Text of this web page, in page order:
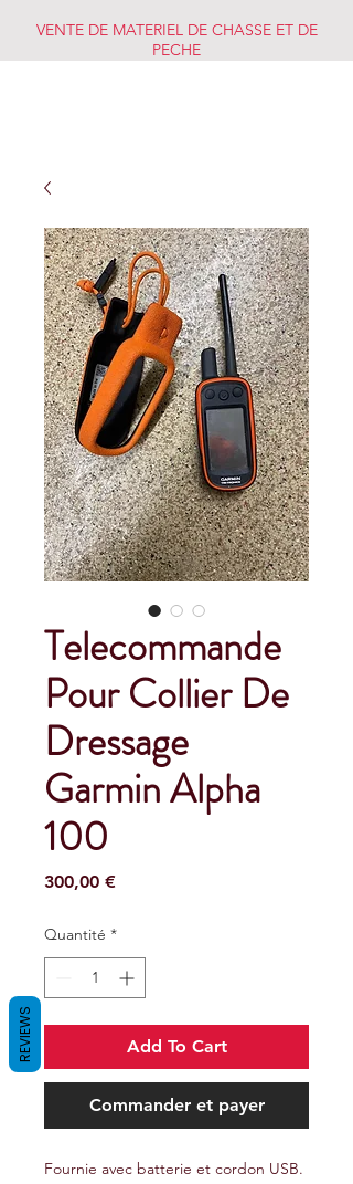
VENTE DE MATERIEL DE CHASSE ET DE
PECHE
Telecommande
Pour Collier De
Dressage
Garmin Alpha
100
300,00 €Prix
Quantité *
Add To Cart
Commander et payer
Fournie avec batterie et cordon USB.
REVIEWS